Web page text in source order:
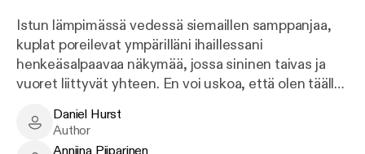
Istun lämpimässä vedessä siemaillen samppanjaa,
kuplat poreilevat ympärilläni ihaillessani
henkeäsalpaavaa näkymää, jossa sininen taivas ja
vuoret liittyvät yhteen. En voi uskoa, että olen täällä,
Paras ystäväni ja hänen miehensä ovat kutsuneet
Daniel Hurst - Author
Daniel Hurst
Author
Anniina Piiparinen